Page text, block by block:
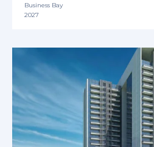
Business Bay
2027